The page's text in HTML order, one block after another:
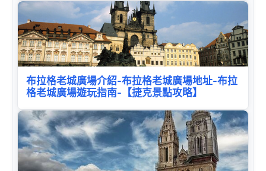
布拉格老城廣場介紹-布拉格老城廣場地址-布拉
格老城廣場遊玩指南-【捷克景點攻略】